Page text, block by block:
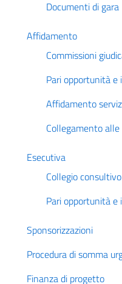
Documenti di gara
Affidamento
Commissioni
Pari opportunità
Affidamento
Collegamento
Esecutiva
Collegio
Pari opportunità
Sponsorizzazioni
Procedura di somma
Finanza di progetto